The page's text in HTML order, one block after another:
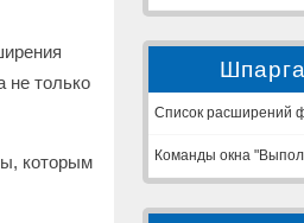
не только
которым
Список расширений
Команды окна